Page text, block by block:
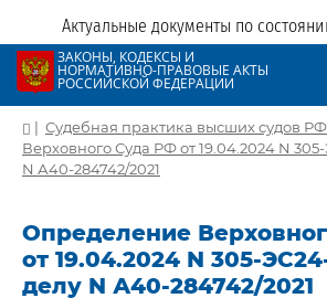
Актуальные документы по
ЗАКОНЫ, КОДЕКСЫ И
НОРМАТИВНО-ПРАВОВЫЕ АКТЫ
РОССИЙСКОЙ ФЕДЕРАЦИИ
| Судебная практика высших судов РФ
Верховного Суда РФ от 19.04.2024 N
N А40-284742/2021
Определение
от 19.04.2024 N 305-
делу N А40-284742/2021